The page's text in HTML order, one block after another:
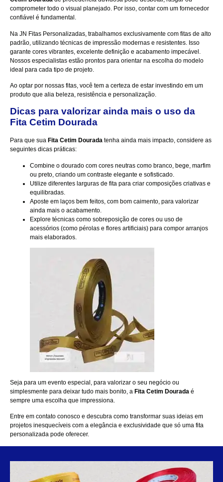
comprometer todo o visual planejado. Por isso, contar com um fornecedor
confiável é fundamental.
Na JN Fitas Personalizadas , trabalhamos exclusivamente com fitas de alto
padrão, utilizando técnicas de impressão modernas e resistentes. Isso
garante cores vibrantes, excelente definição e acabamento impecável.
Nossos especialistas estão prontos para orientar na escolha do modelo
ideal para cada tipo de projeto.
Ao optar por nossas fitas, você tem a certeza de estar investindo em um
produto que alia beleza, resistência e personalização.
Dicas para valorizar ainda mais o uso da
Fita Cetim Dourada
Para que sua Fita Cetim Dourada tenha ainda mais impacto, considere as
seguintes dicas práticas:
Combine o dourado com cores neutras como branco, bege, marfim
ou preto, criando um contraste elegante e sofisticado.
Utilize diferentes larguras de fita para criar composições criativas e
equilibradas.
Aposte em laços bem feitos, com bom caimento, para valorizar
ainda mais o acabamento.
Explore técnicas como sobreposição de cores ou uso de
acessórios (como pérolas e flores artificiais) para compor arranjos
mais elaborados.
Seja para um evento especial, para valorizar o seu negócio ou
simplesmente para deixar tudo mais bonito, a Fita Cetim Dourada é
sempre uma escolha que impressiona.
Entre em contato conosco e descubra como transformar suas ideias em
projetos inesquecíveis com a elegância e exclusividade que só uma fita
personalizada pode oferecer.